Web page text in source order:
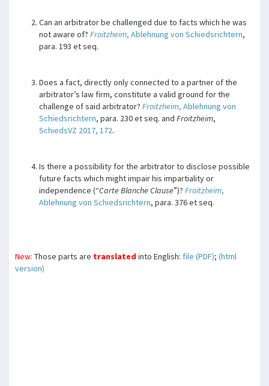
Can an arbitrator be challenged due to facts which he was
not aware of? Froitzheim, Ablehnung von Schiedsrichtern,
para. 193 et seq.
Does a fact, directly only connected to a partner of the
arbitrator’s law firm, constitute a valid ground for the
challenge of said arbitrator? Froitzheim, Ablehnung von
Schiedsrichtern, para. 230 et seq. and Froitzheim,
SchiedsVZ 2017, 172.
Is there a possibility for the arbitrator to disclose possible
future facts which might impair his impartiality or
independence (“Carte Blanche Clause”)? Froitzheim,
Ablehnung von Schiedsrichtern, para. 376 et seq.
New: Those parts are translated into English: file (PDF); (html
version)